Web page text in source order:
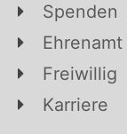
Spenden
Ehrenamt
Freiwillig
Karriere